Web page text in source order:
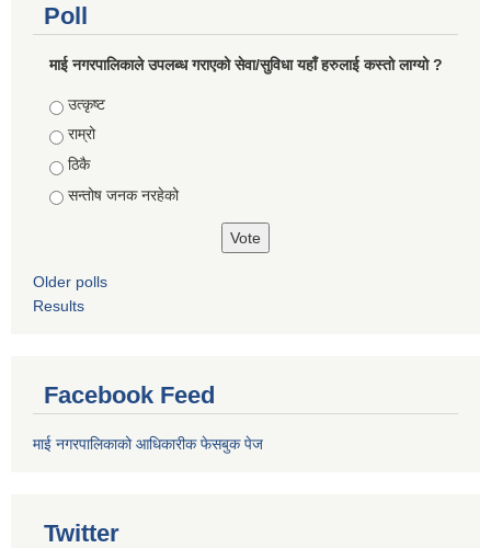
Poll
माई नगरपालिकाले उपलब्ध गराएको सेवा/सुविधा यहाँ हरुलाई कस्तो लाग्यो ?
Choices
उत्कृष्ट
राम्रो
ठिकै
सन्तोष जनक नरहेको
Older polls
Results
Facebook Feed
माई नगरपालिकाको आधिकारीक फेसबुक पेज
Twitter